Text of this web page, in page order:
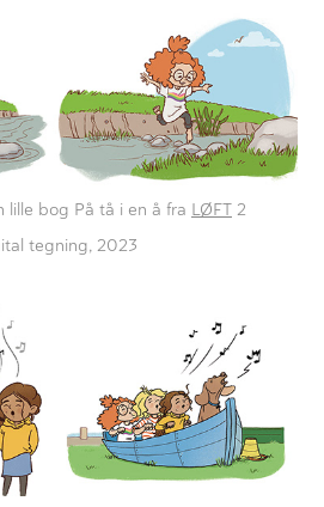
lille bog På tå i en å fra LØFT 2
tegning, 2023